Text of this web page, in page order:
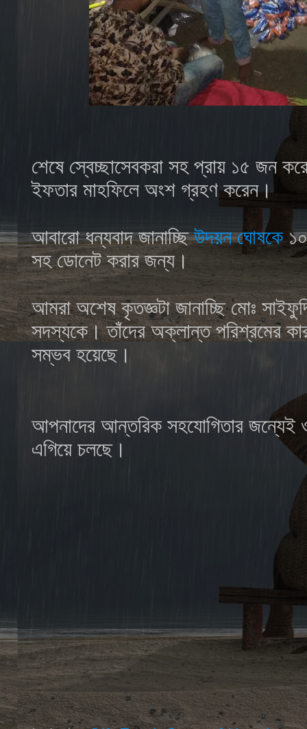
শেষে স্বেচ্ছাসেবকরা সহ প্রায় ১৫ জন
ইফতার মাহফিলে অংশ গ্রহণ করেন।
আবারো ধন্যবাদ জানাচ্ছিউদয়ন ঘোষকে
সহ ডোনেট করার জন্য।
আমরা অশেষ কৃতজ্ঞটা জানাচ্ছি মোঃ
সদস্যকে। তাঁদের অক্লান্ত পরিশ্রমের
সম্ভব হয়েছে।
আপনাদের আন্তরিক সহযোগিতার জন্যেই
এগিয়ে চলছে।